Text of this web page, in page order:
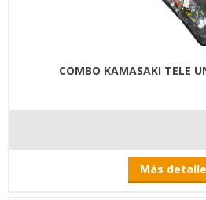
COMBO KAMASAKI TELE
Más